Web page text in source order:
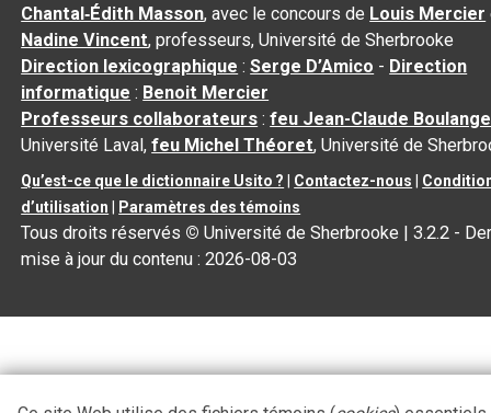
Chantal‑Édith Masson, avec le concours de Louis Mercier
Nadine Vincent, professeurs, Université de Sherbrooke
Direction lexicographique :Serge D’Amico - Direction
informatique : Benoit Mercier
Professeurs collaborateurs :feu Jean-Claude
Université Laval,feu Michel Théoret, Université de
Qu’est-ce que le dictionnaire Usito ? Contactez-nous
d’utilisation
Paramètres des témoins
Tous droits réservés © Université de Sherbrooke |3.2.2 -
mise à jour du contenu :2026-08-03